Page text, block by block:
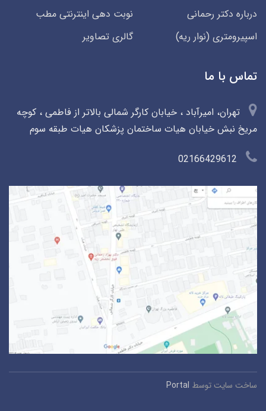
درباره دکتر رحمانی
نوبت دهی اینترنتی مطب
اسپیرومتری (نوار ریه)
گالری تصاویر
تماس با ما
تهران، امیرآباد ، خیابان کارگر شمالی بالاتر از فاطمی ، کوچه
مریخ نبش خیابان هیات ساختمان پزشکان هیات طبقه سوم
ساخت سایت توسط Portal